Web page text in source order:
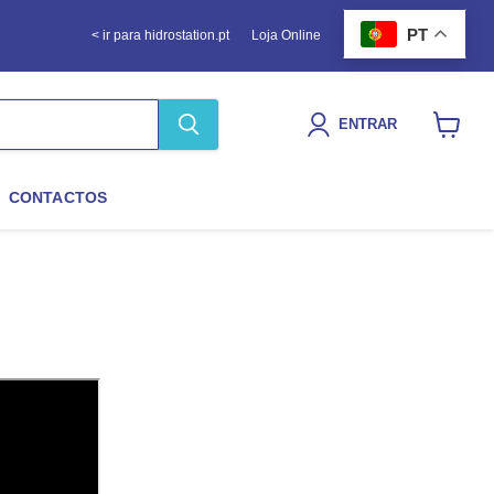
< ir para hidrostation.pt Loja Online PT
ENTRAR
CONTACTOS